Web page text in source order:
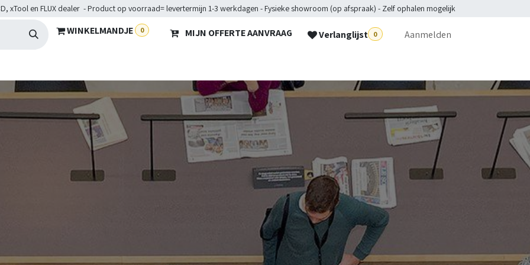
xTool en FLUX dealer - Product op voorraad= levertermijn 1-3 werkdagen - Fysieke showroom (op afspraak) - Zelf ophalen mogelijk
WINKELMANDJE 0 MIJN OFFERTE AANVRAAG Verlanglijst 0 Aanmelden